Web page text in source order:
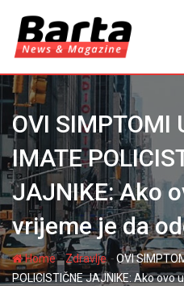
content
OVI SIMPTOMI
IMATE
JAJNIKE: Ako
vrijeme je da
Home-Zdravlje-OVI
POLICISTIČNE JAJNIKE: Ako